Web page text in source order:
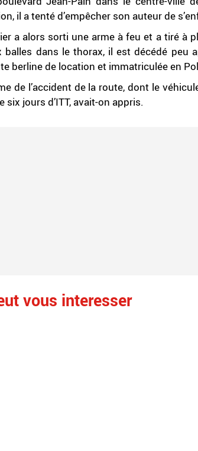
il a tenté d’empêcher son auteur de
a alors sorti une arme à feu et a tiré à
balles dans le thorax, il est décédé peu
berline de location et immatriculée en
de l’accident de la route, dont le
six jours d’ITT, avait-on appris.
vous interesser